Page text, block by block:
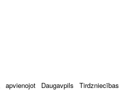
Daugavpils Tirdzniecības